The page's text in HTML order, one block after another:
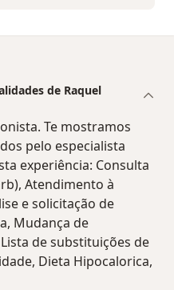
de Raquel
Te mostramos
pelo especialista
experiência: Consulta
Atendimento à
e solicitação de
Mudança de
de substituições de
Dieta Hipocalorica,